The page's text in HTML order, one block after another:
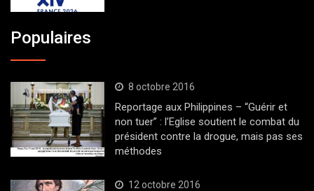
Populaires
8 octobre 2016
Reportage aux Philippines – “Guérir et
non tuer” : l’Eglise soutient le combat du
président contre la drogue, mais pas ses
méthodes
12 octobre 2016